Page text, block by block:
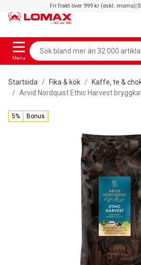
Fri frakt över 999 kr (exkl. moms)|
Menu
Startsida Fika & kök Kaffe, te &
Arvid Nordquist Ethic Harvest
5% Bonus